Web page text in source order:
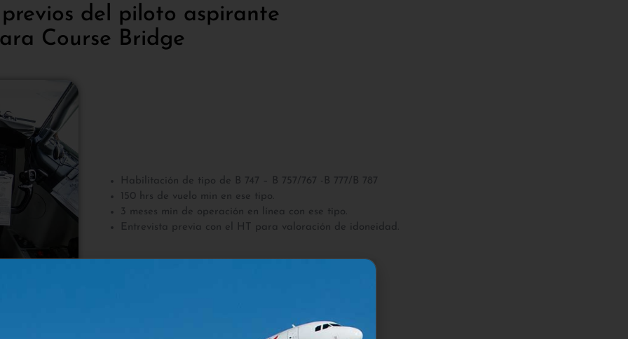
del piloto aspirante
Course Bridge
Habilitación de tipo de B 747 – B 757/767 -B 777/B 787
150 hrs de vuelo min en ese tipo.
3 meses min de operación en línea con ese tipo.
Entrevista previa con el HT para valoración de idoneidad.